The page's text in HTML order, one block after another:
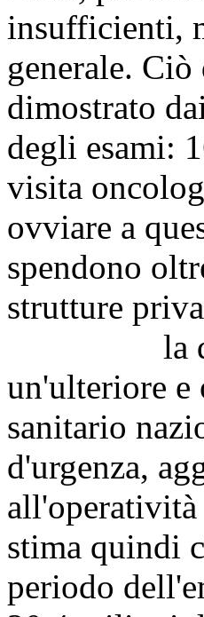
insufficienti,
generale.
dimostrato
degli esami:
visita
ovviare a
spendono
strutture
la
un'ulteriore e
sanitario
d'urgenza,
all'operatività
stima quindi
periodo